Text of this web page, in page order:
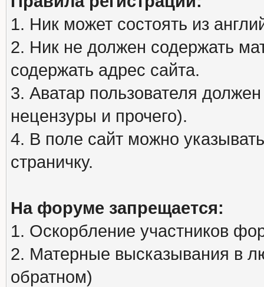
1. Ник может состоять из
2. Ник не должен содержать
содержать адрес сайта.
3. Аватар пользователя
нецензуры и прочего).
4. В поле сайт можно
страничку.
На форуме запрещается:
1. Оскорбление участников
2. Матерные высказывания в
обратном)